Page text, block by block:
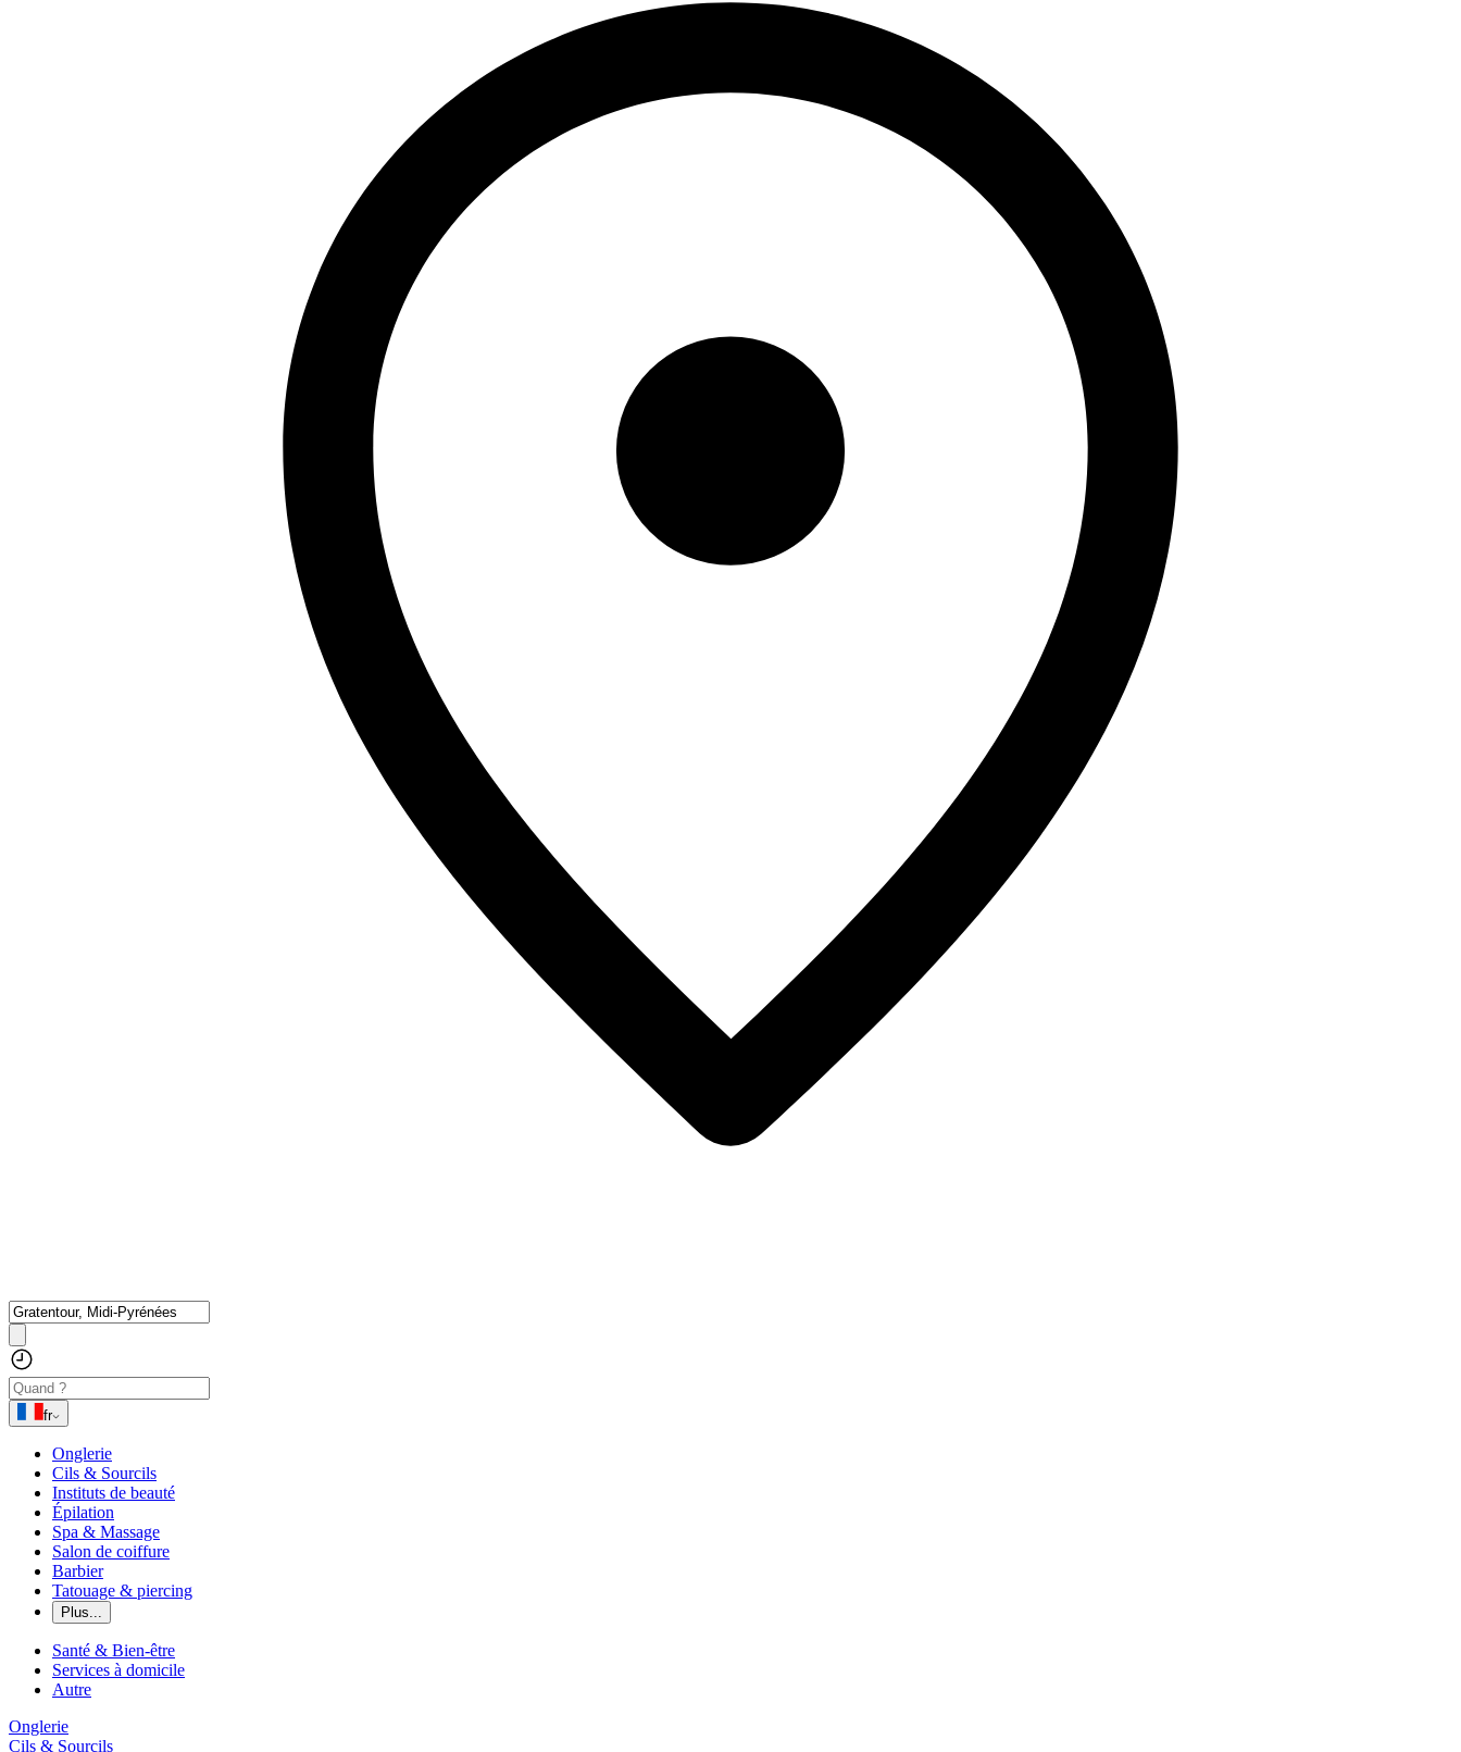
fr
Onglerie
Cils & Sourcils
Instituts de beauté
Épilation
Spa & Massage
Salon de coiffure
Barbier
Tatouage & piercing
Plus...
Santé & Bien-être
Services à domicile
Autre
Onglerie
Cils & Sourcils